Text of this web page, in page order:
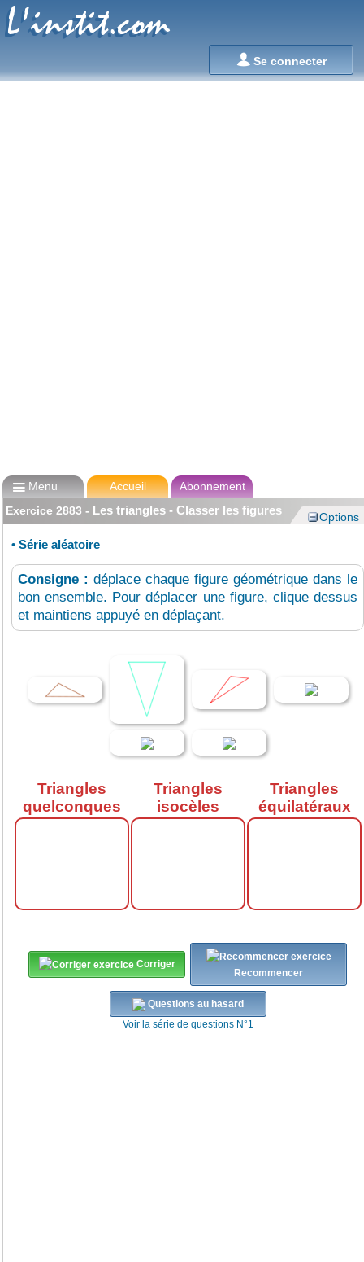
Se connecter
L'instit.com
L'instit.com
Menu Accueil
Abonnement
Exercice 2883 - Les triangles - Classer les figures Options
• Série aléatoire
Consigne : déplace chaque figure géométrique dans le
bon ensemble. Pour déplacer une figure, clique dessus
et maintiens appuyé en déplaçant.
Triangles
quelconques
Triangles
isocèles
Triangles
équilatéraux
Corriger
Recommencer
Questions au hasard
Voir la série de questions N°1